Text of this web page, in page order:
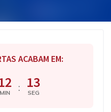
ACABAM EM:
MIN : 13
SEG